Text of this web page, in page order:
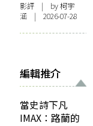
影評 | by 柯宇
涵 | 2026-07-28
編輯推介
當史詩下凡
IMAX：路蘭的